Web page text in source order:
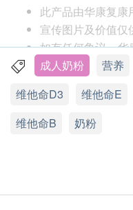
零反式脂肪及胆固
有助维持心脏健康
完整均衡营养科学
增强体力及维持身
升精力。
含钙质及维他命D
有助维持骨骼健康。
特有益菌生纤维帮
此产品由华康复康
宣传图片及价值仅
如有任何争议，
health.ESDlife保
送货
购买营康荟产品总
成人奶粉 营养
维他命D3
维他命E
维他命B
奶粉